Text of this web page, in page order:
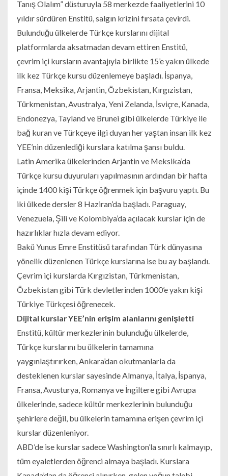
Tanış Olalım” düsturuyla 58 merkezde faaliyetlerini 10
yıldır sürdüren Enstitü, salgın krizini fırsata çevirdi.
Bulunduğu ülkelerde Türkçe kurslarını dijital
platformlarda aksatmadan devam ettiren Enstitü,
çevrim içi kursların avantajıyla birlikte 15’e yakın ülkede
ilk kez Türkçe kursu düzenlemeye başladı. İspanya,
Fransa, Meksika, Arjantin, Özbekistan, Kırgızistan,
Türkmenistan, Avustralya, Yeni Zelanda, İsviçre, Kanada,
Endonezya, Tayland ve Brunei gibi ülkelerde Türkiye ile
bağ kuran ve Türkçeye ilgi duyan her yaştan insan ilk kez
YEE’nin düzenlediği kurslara katılma şansı buldu.
Latin Amerika ülkelerinden Arjantin ve Meksika’da
Türkçe kursu duyuruları yapılmasının ardından bir hafta
içinde 1400 kişi Türkçe öğrenmek için başvuru yaptı. Bu
iki ülkede dersler 8 Haziran’da başladı. Paraguay,
Venezuela, Şili ve Kolombiya’da açılacak kurslar için de
hazırlıklar hızla devam ediyor.
Bakü Yunus Emre Enstitüsü tarafından Türk dünyasına
yönelik düzenlenen Türkçe kurslarına ise bu ay başlandı.
Çevrim içi kurslarda Kırgızistan, Türkmenistan,
Özbekistan gibi Türk devletlerinden 1000’e yakın kişi
Türkiye Türkçesi öğrenecek.
Dijital kurslar YEE’nin erişim alanlarını genişletti
Enstitü, kültür merkezlerinin bulunduğu ülkelerde,
Türkçe kurslarını bu ülkelerin tamamına
yaygınlaştırırken, Ankara’dan okutmanlarla da
desteklenen kurslar sayesinde Almanya, İtalya, İspanya,
Fransa, Avusturya, Romanya ve İngiltere gibi Avrupa
ülkelerinde, sadece kültür merkezlerinin bulunduğu
şehirlere değil, bu ülkelerin tamamına erişen çevrim içi
kurslar düzenleniyor.
ABD’de ise kurslar sadece Washington’la sınırlı kalmayıp,
tüm eyaletlerden öğrenci almaya başladı. Kurslara